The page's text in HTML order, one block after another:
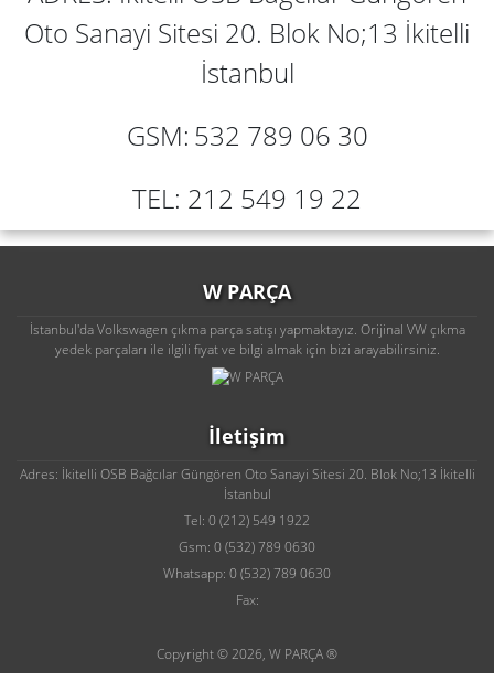
Oto Sanayi Sitesi 20. Blok No;13 İkitelli
İstanbul
GSM: 532 789 06 30
TEL: 212 549 19 22
W PARÇA
İstanbul'da Volkswagen çıkma parça satışı yapmaktayız. Orijinal VW çıkma
yedek parçaları ile ilgili fiyat ve bilgi almak için bizi arayabilirsiniz.
İletişim
Adres: İkitelli OSB Bağcılar Güngören Oto Sanayi Sitesi 20. Blok No;13 İkitelli
İstanbul
Tel: 0 (212) 549 1922
Gsm: 0 (532) 789 0630
Whatsapp: 0 (532) 789 0630
Fax:
Copyright © 2026, W PARÇA ®